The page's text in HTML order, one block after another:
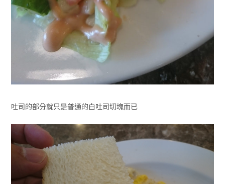
吐司的部分就只是普通的白吐司切塊而已